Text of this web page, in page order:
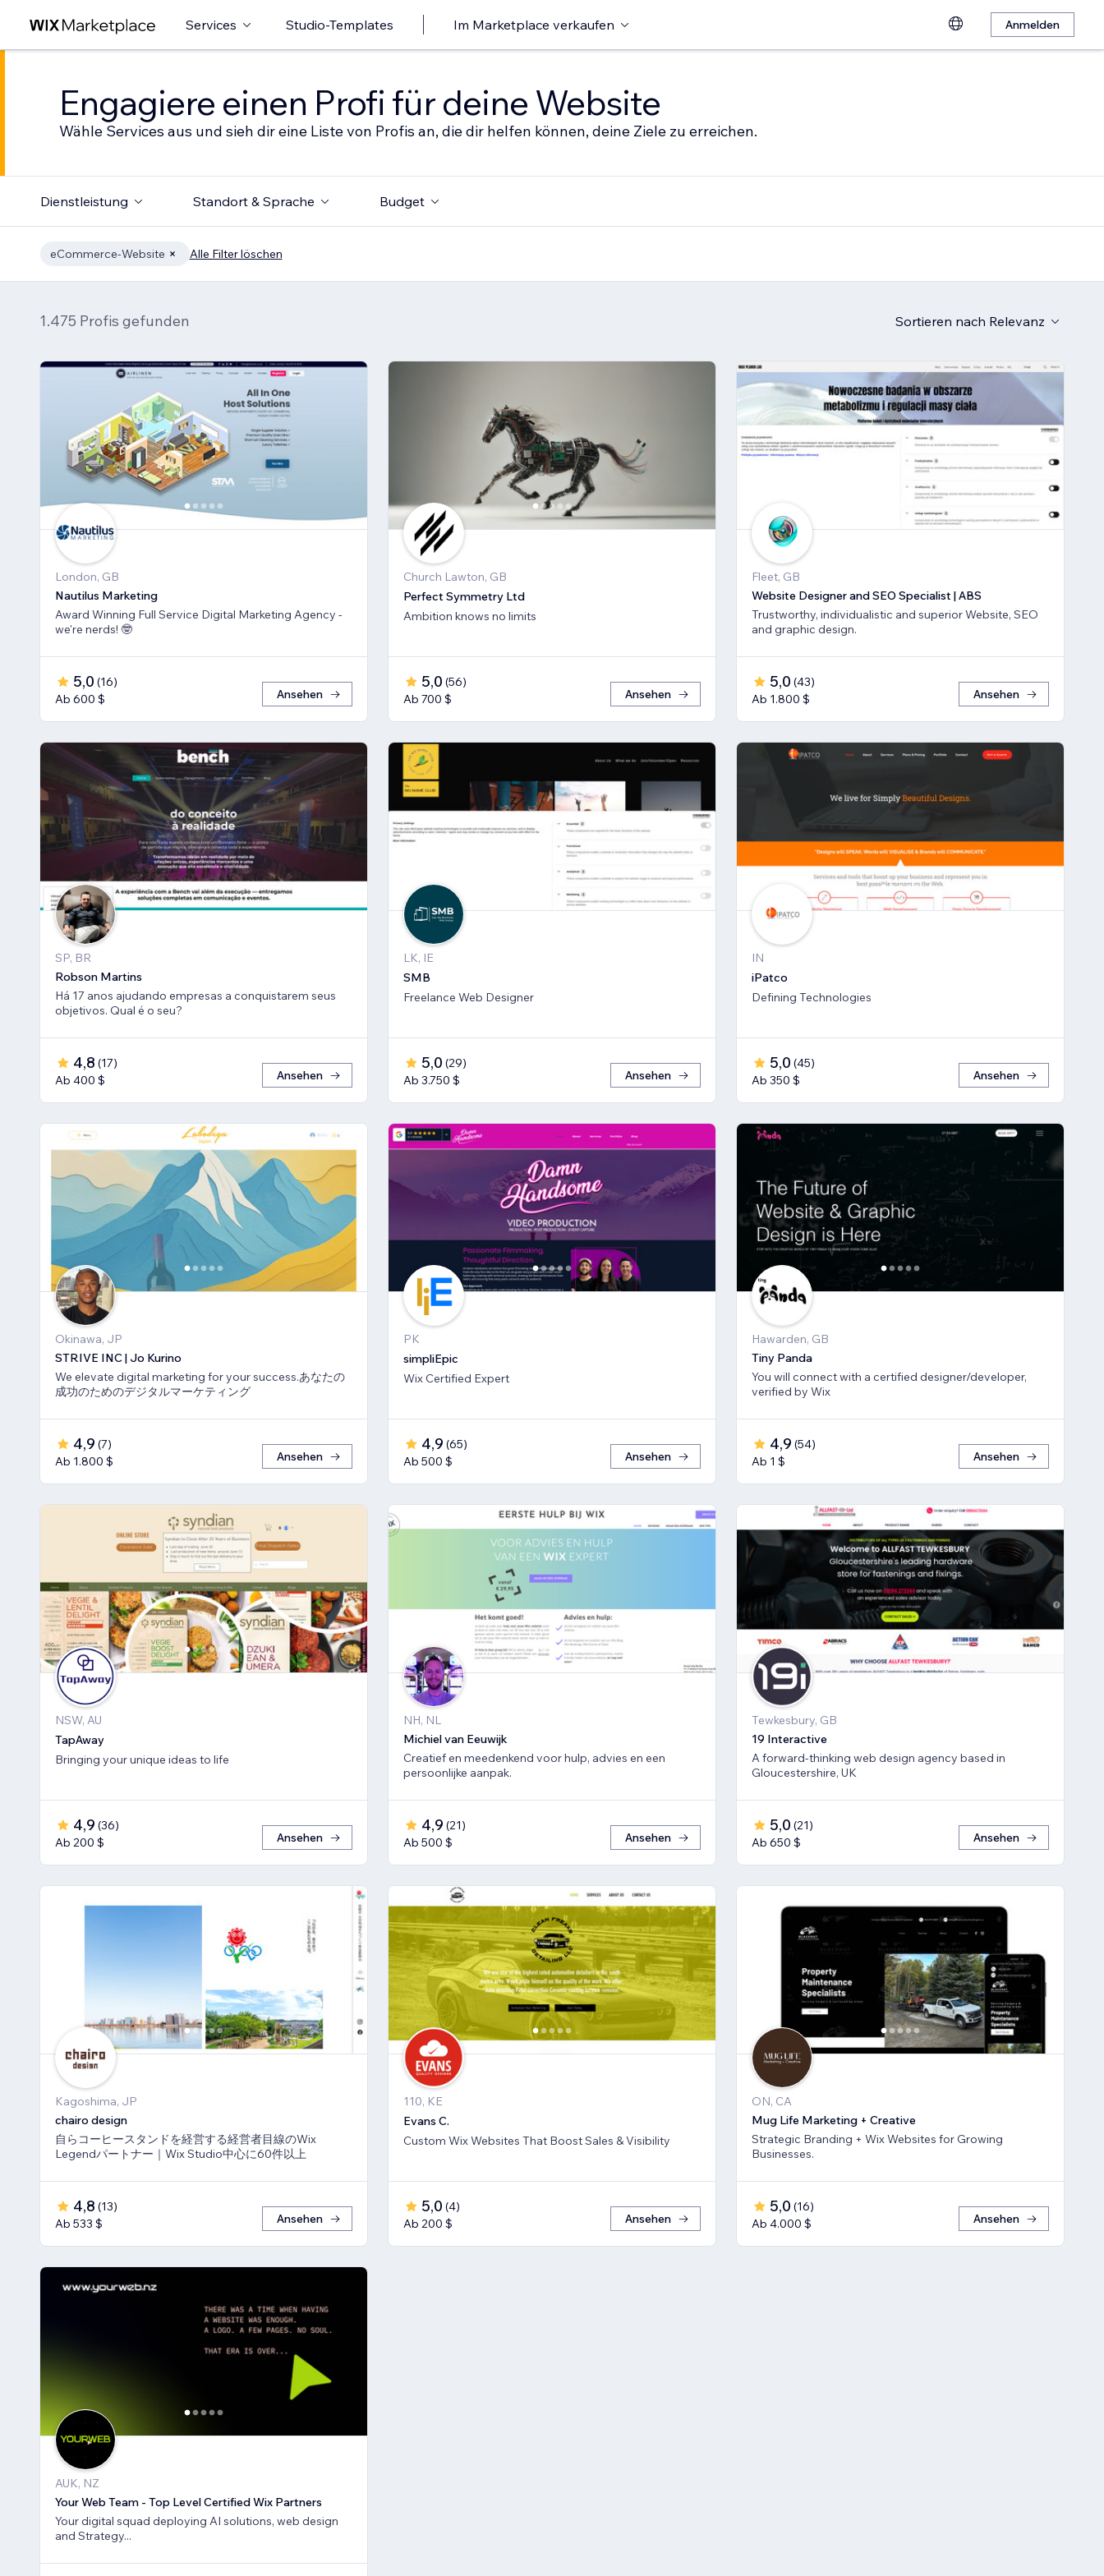
Services Studio-Templates Im Marketplace verkaufen Anmelden
Engagiere einen Profi für deine Website
Wähle Services aus und sieh dir eine Liste von Profis an, die dir helfen können, deine Ziele zu erreichen.
Dienstleistung Standort & Sprache Budget
eCommerce-Website Alle Filter löschen
1.475 Profis gefunden Sortieren nach Relevanz
London, GB
Nautilus Marketing
Award Winning Full Service Digital Marketing Agency -
we're nerds! 🤓
5,0 (16)
Ab 600 $
Ansehen
Church Lawton, GB
Perfect Symmetry Ltd
Ambition knows no limits
5,0 (56)
Ab 700 $
Ansehen
Fleet, GB
Website Designer and SEO Specialist | ABS
Trustworthy, individualistic and superior Website, SEO
and graphic design.
5,0 (43)
Ab 1.800 $
Ansehen
SP, BR
Robson Martins
Há 17 anos ajudando empresas a conquistarem seus
objetivos. Qual é o seu?
4,8 (17)
Ab 400 $
Ansehen
LK, IE
SMB
Freelance Web Designer
5,0 (29)
Ab 3.750 $
Ansehen
IN
iPatco
Defining Technologies
5,0 (45)
Ab 350 $
Ansehen
Okinawa, JP
STRIVE INC | Jo Kurino
We elevate digital marketing for your success.あなたの
成功のためのデジタルマーケティング
4,9 (7)
Ab 1.800 $
Ansehen
PK
simpliEpic
Wix Certified Expert
4,9 (65)
Ab 500 $
Ansehen
Hawarden, GB
Tiny Panda
You will connect with a certified designer/developer,
verified by Wix
4,9 (54)
Ab 1 $
Ansehen
NSW, AU
TapAway
Bringing your unique ideas to life
4,9 (36)
Ab 200 $
Ansehen
NH, NL
Michiel van Eeuwijk
Creatief en meedenkend voor hulp, advies en een
persoonlijke aanpak.
4,9 (21)
Ab 500 $
Ansehen
Tewkesbury, GB
19 Interactive
A forward-thinking web design agency based in
Gloucestershire, UK
5,0 (21)
Ab 650 $
Ansehen
Kagoshima, JP
chairo design
自らコーヒースタンドを経営する経営者目線のWix
Legendパートナー｜Wix Studio中心に60件以上
4,8 (13)
Ab 533 $
Ansehen
110, KE
Evans C.
Custom Wix Websites That Boost Sales & Visibility
5,0 (4)
Ab 200 $
Ansehen
ON, CA
Mug Life Marketing + Creative
Strategic Branding + Wix Websites for Growing
Businesses.
5,0 (16)
Ab 4.000 $
Ansehen
AUK, NZ
Your Web Team - Top Level Certified Wix Partners
Your digital squad deploying AI solutions, web design
and Strategy...